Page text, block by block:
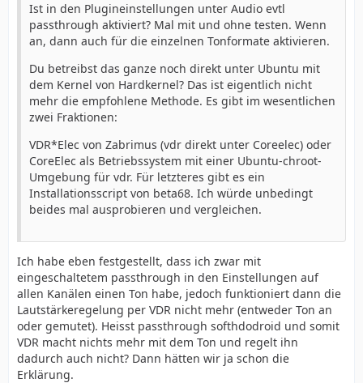
Ist in den Plugineinstellungen unter Audio evtl
passthrough aktiviert? Mal mit und ohne testen. Wenn
an, dann auch für die einzelnen Tonformate aktivieren.
Du betreibst das ganze noch direkt unter Ubuntu mit
dem Kernel von Hardkernel? Das ist eigentlich nicht
mehr die empfohlene Methode. Es gibt im wesentlichen
zwei Fraktionen:
VDR*Elec von Zabrimus (vdr direkt unter Coreelec) oder
CoreElec als Betriebssystem mit einer Ubuntu-chroot-
Umgebung für vdr. Für letzteres gibt es ein
Installationsscript von beta68. Ich würde unbedingt
beides mal ausprobieren und vergleichen.
Ich habe eben festgestellt, dass ich zwar mit
eingeschaltetem passthrough in den Einstellungen auf
allen Kanälen einen Ton habe, jedoch funktioniert dann die
Lautstärkeregelung per VDR nicht mehr (entweder Ton an
oder gemutet). Heisst passthrough softhdodroid und somit
VDR macht nichts mehr mit dem Ton und regelt ihn
dadurch auch nicht? Dann hätten wir ja schon die
Erklärung.